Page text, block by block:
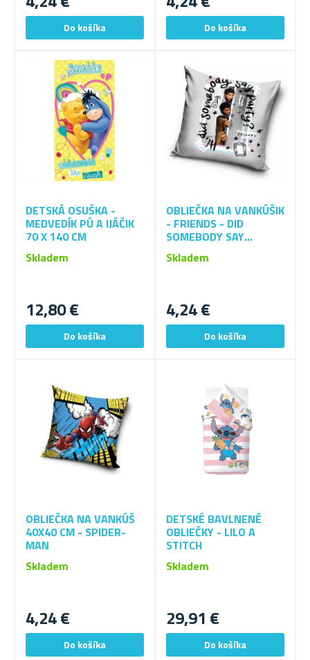
DETSKÁ OSUŠKA -
MEDVEDÍK PÚ A IJÁČIK
70 X 140 CM
12,80 €
Skladem
OBLIEČKA NA VANKÚŠIK
- FRIENDS - DID
SOMEBODY SAY
4,24 €
Skladem
OBLIEČKA NA VANKÚŠ
40X40 CM - SPIDER-
MAN
4,24 €
Skladem
DETSKÉ BAVLNENÉ
OBLIEČKY - LILO A
STITCH
29,91 €
Skladem